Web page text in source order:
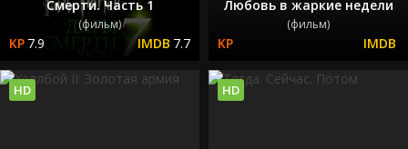
Смерти. Часть 1
(фильм)
7.9 7.7
Любовь в жаркие недели
(фильм)
HD HD